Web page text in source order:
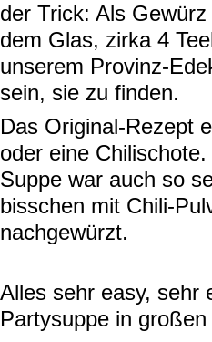
der Trick: Als
dem Glas, zirka 4
unserem Provinz-
sein, sie zu finden.
Das Original-Rezept
oder eine
Suppe war auch so
bisschen mit Chili-
nachgewürzt.
Alles sehr easy, sehr
Partysuppe in